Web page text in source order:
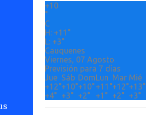
+10
°
C
H: +11°
L: +3°
Cauquenes
Viernes, 07 Agosto
Previsión para 7 días
Jue Sáb DomLun Mar Mié
+12°+10°+10°+11°+12°+13°
+4° +3° +2° +1° +2° +3°